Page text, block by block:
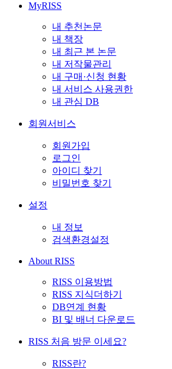
MyRISS
내 추천논문
내 책장
내 최근 본 논문
내 저작물관리
내 구매·신청 현황
내 서비스 사용권한
내 관심 DB
회원서비스
회원가입
로그인
아이디 찾기
비밀번호 찾기
설정
내 정보
검색환경설정
About RISS
RISS 이용방법
RISS 지식더하기
DB연계 현황
BI 및 배너 다운로드
RISS 처음 방문 이세요?
RISS란?